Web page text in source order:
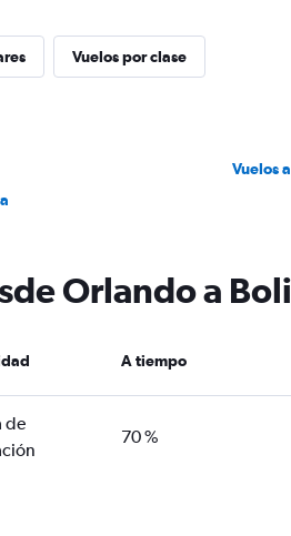
Vuelos por clase
Vuelos
Orlando a
A tiempo
de
70 %